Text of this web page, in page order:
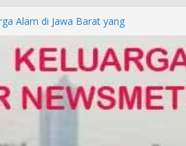
Alam di Jawa Barat yang
KUHAP Baru 2026, Tegaskan
Dipidana
DENPASAR DAN
POLDA BALI DIDUGA
ke Mabes Polri
Palsu, Kapolres